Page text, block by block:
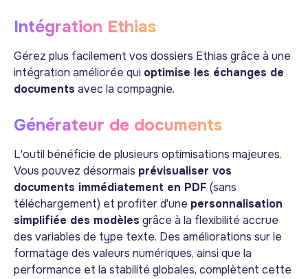
Intégration Ethias
Gérez plus facilement vos dossiers Ethias grâce à une
intégration améliorée qui optimise les échanges de
documents avec la compagnie.
Générateur de documents
L'outil bénéficie de plusieurs optimisations majeures.
Vous pouvez désormais prévisualiser vos
documents immédiatement en PDF (sans
téléchargement) et profiter d'une personnalisation
simplifiée des modèles grâce à la flexibilité accrue
des variables de type texte. Des améliorations sur le
formatage des valeurs numériques, ainsi que la
performance et la stabilité globales, complètent cette